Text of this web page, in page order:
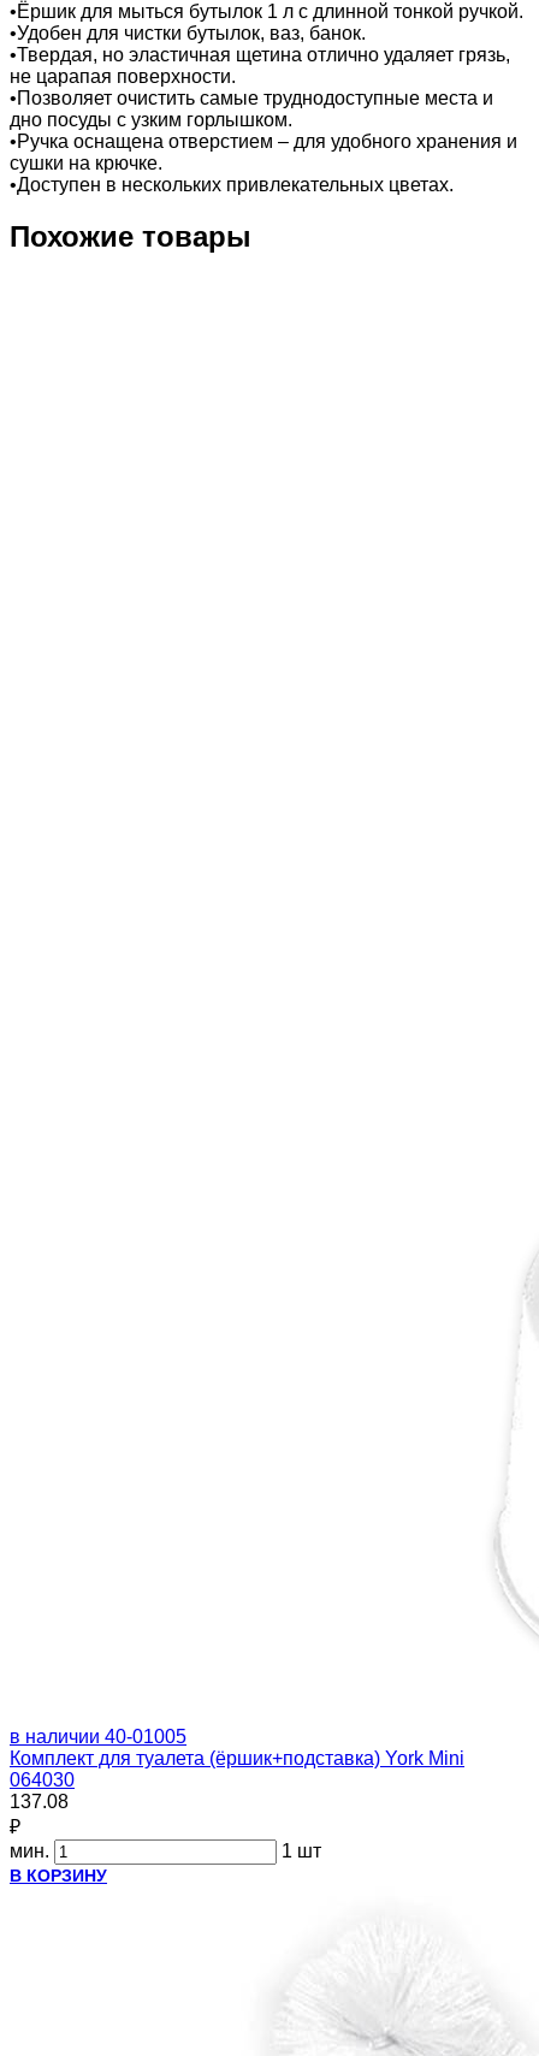
•Ёршик для мыться бутылок 1 л с длинной тонкой ручкой.
•Удобен для чистки бутылок, ваз, банок.
•Твердая, но эластичная щетина отлично удаляет грязь,
не царапая поверхности.
•Позволяет очистить самые труднодоступные места и
дно посуды с узким горлышком.
•Ручка оснащена отверстием – для удобного хранения и
сушки на крючке.
•Доступен в нескольких привлекательных цветах.
Похожие товары
в наличии 40-01005
Комплект для туалета (ёршик+подставка) York Mini
064030
137.08
₽
мин.
1 шт
В КОРЗИНУ